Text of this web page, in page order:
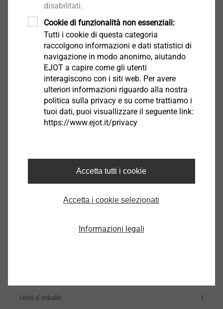
Fresatura della finitura esistente con la fresa
ejotherm STR
Montaggio di ejotherm STR U 2G con ejotherm
STR-tool 2GS
Inserimento della rondella STR per ottenere una
superficie planare
Applicazione del cemento e dell'intonaco di
copertura
Unità d´imballo 1
disabilitati.
Cookie di funzionalità non essenziali:
Tutti i cookie di questa categoria
raccolgono informazioni e dati statistici di
navigazione in modo anonimo, aiutando
EJOT a capire come gli utenti
interagiscono con i siti web. Per avere
ulteriori informazioni riguardo alla nostra
politica sulla privacy e su come trattiamo i
tuoi dati, puoi visuallizzare il seguente link:
https://www.ejot.it/privacy
Accetta tutti i cookie
Accetta i cookie selezionati
Informazioni legali